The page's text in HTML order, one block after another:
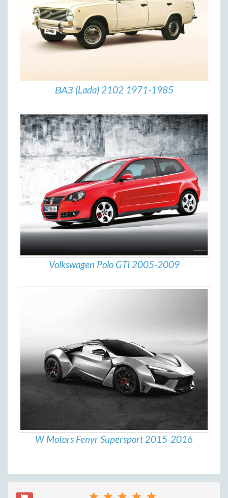
ВАЗ (Lada) 2102 1971-1985
Volkswagen Polo GTI 2005-2009
W Motors Fenyr Supersport 2015-2016